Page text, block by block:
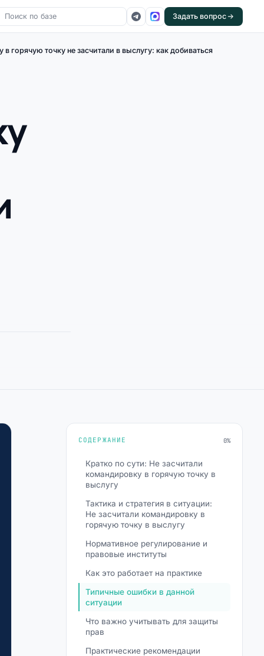
Задать вопрос
горячую точку не засчитали в выслугу: как добиваться
СОДЕРЖАНИЕ 0%
Кратко по сути: Не засчитали
командировку в горячую точку в
выслугу
Тактика и стратегия в ситуации:
Не засчитали командировку в
горячую точку в выслугу
Нормативное регулирование и
правовые институты
Как это работает на практике
Типичные ошибки в данной
ситуации
Что важно учитывать для защиты
прав
Практические рекомендации